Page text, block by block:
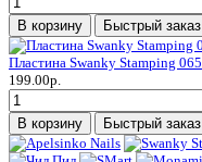
В корзину Быстрый заказ
Пластина Swanky Stamping 065
199.00р.
В корзину Быстрый заказ